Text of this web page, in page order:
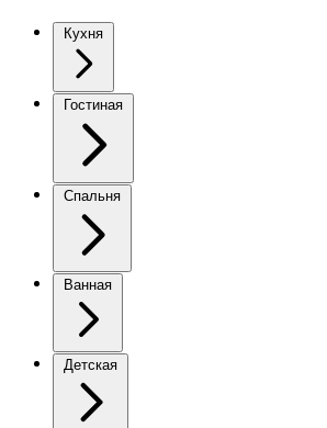
Кухня
Гостиная
Спальня
Ванная
Детская